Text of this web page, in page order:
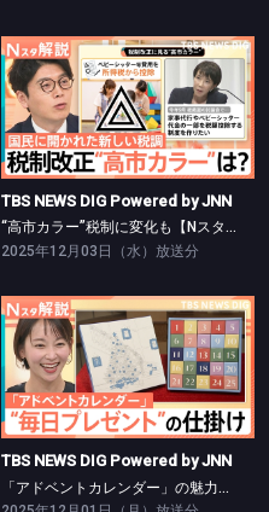
TBS NEWS DIG Powered by JNN
“高市カラー”税制に変化も【Nスタ】
TBS NEWS DIG Powered by JNN
“高市カラー”税制に変化も【Nスタ】
2025年12月03日（水）放送分
TBS NEWS DIG Powered by JNN
「アドベントカレンダー」の魅力【Nスタ】
TBS NEWS DIG Powered by JNN
「アドベントカレンダー」の魅力【Nスタ】